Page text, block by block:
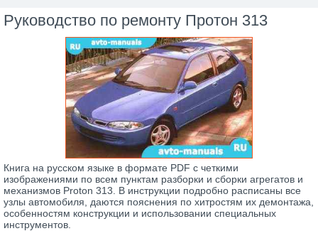
Руководство по ремонту Протон 313
Книга на русском языке в формате PDF с четкими
изображениями по всем пунктам разборки и сборки агрегатов и
механизмов Proton 313. В инструкции подробно расписаны все
узлы автомобиля, даются пояснения по хитростям их демонтажа,
особенностям конструкции и использовании специальных
инструментов.